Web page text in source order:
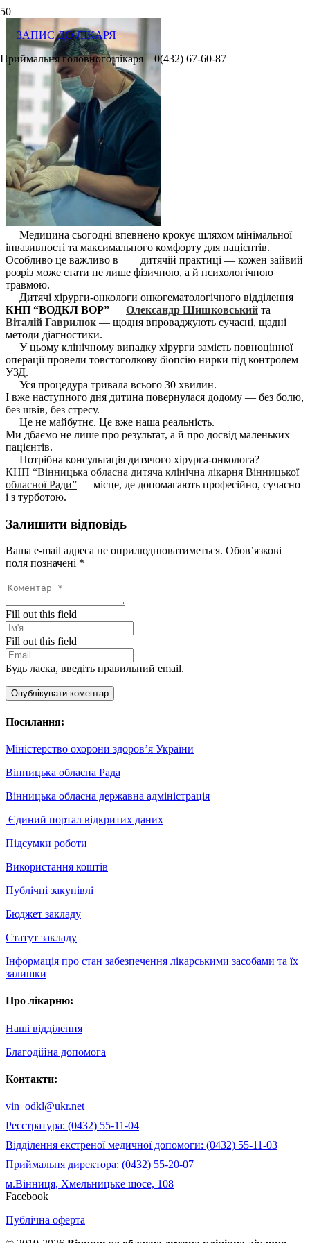
ЗАПИС ДО ЛІКАРЯ
Приймальня головного лікаря – 0(432) 67-60-87
Медицина сьогодні впевнено крокує шляхом мінімальної
інвазивності та максимального комфорту для пацієнтів.
Особливо це важливо в
дитячій практиці — кожен зайвий
розріз може стати не лише фізичною, а й психологічною
травмою.
Дитячі хірурги-онкологи онкогематологічного відділення
КНП “ВОДКЛ ВОР” — Олександр Шишковський та
Віталій Гаврилюк — щодня впроваджують сучасні, щадні
методи діагностики.
У цьому клінічному випадку хірурги замість повноцінної
операції провели товстоголкову біопсію нирки під контролем
УЗД.
Уся процедура тривала всього 30 хвилин.
І вже наступного дня дитина повернулася додому — без болю,
без швів, без стресу.
Це не майбутнє. Це вже наша реальність.
Ми дбаємо не лише про результат, а й про досвід маленьких
пацієнтів.
Потрібна консультація дитячого хірурга-онколога?
КНП “Вінницька обласна дитяча клінічна лікарня Вінницької
обласної Ради” — місце, де допомагають професійно, сучасно
і з турботою.
Залишити відповідь
Ваша e-mail адреса не оприлюднюватиметься. Обов’язкові
поля позначені *
Fill out this field
Fill out this field
Будь ласка, введіть правильний email.
Опублікувати коментар
Посилання:
Міністерство охорони здоров’я України
Вінницька обласна Рада
Вінницька обласна державна адміністрація
Єдиний портал відкритих даних
Підсумки роботи
Використання коштів
Публічні закупівлі
Бюджет закладу
Статут закладу
Інформація про стан забезпечення лікарськими засобами та їх
залишки
Про лікарню:
Наші відділення
Благодійна допомога
Контакти:
vin_odkl@ukr.net
Реєстратура: (0432) 55-11-04
Відділення екстреної медичної допомоги: (0432) 55-11-03
Приймальня директора: (0432) 55-20-07
м.Вінниця, Хмельницьке шосе, 108
Facebook
Публічна оферта